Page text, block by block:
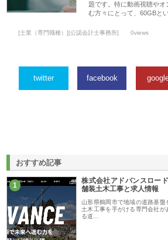
題です。特に動画視聴や
む方々にとって、60GBと
[士業（専門職種）][公認会計士事務所] 0views
twitter facebook
おすすめ記事
1
株式会社アドバンスロー
舗装土木工事と求人情報
山形県鶴岡市で地域の道路基
土木工事を手がける専門会社が
る道…